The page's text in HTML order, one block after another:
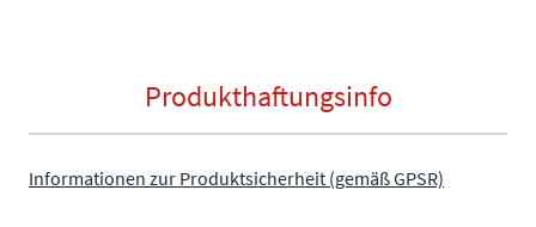
Produkthaftungsinfo
Informationen zur Produktsicherheit (gemäß GPSR)